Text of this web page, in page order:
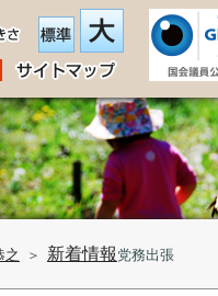
之 ＞ 新着情報 党務出張